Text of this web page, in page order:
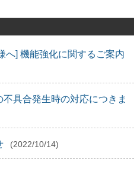
へ] 機能強化に関するご案内
具合発生時の対応につきま
(2022/10/14)